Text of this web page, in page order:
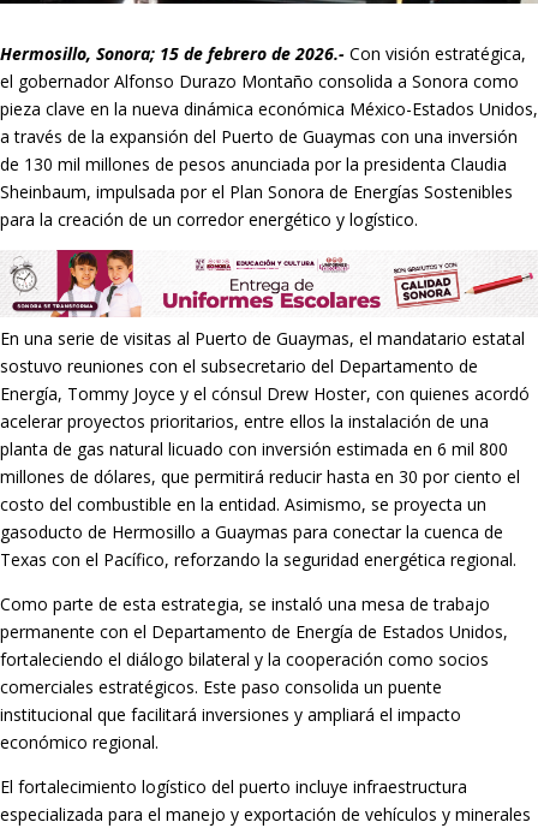
Hermosillo, Sonora; 15 de febrero de 2026.- Con visión estratégica,
el gobernador Alfonso Durazo Montaño consolida a Sonora como
pieza clave en la nueva dinámica económica México-Estados Unidos,
a través de la expansión del Puerto de Guaymas con una inversión
de 130 mil millones de pesos anunciada por la presidenta Claudia
Sheinbaum, impulsada por el Plan Sonora de Energías Sostenibles
para la creación de un corredor energético y logístico.
En una serie de visitas al Puerto de Guaymas, el mandatario estatal
sostuvo reuniones con el subsecretario del Departamento de
Energía, Tommy Joyce y el cónsul Drew Hoster, con quienes acordó
acelerar proyectos prioritarios, entre ellos la instalación de una
planta de gas natural licuado con inversión estimada en 6 mil 800
millones de dólares, que permitirá reducir hasta en 30 por ciento el
costo del combustible en la entidad. Asimismo, se proyecta un
gasoducto de Hermosillo a Guaymas para conectar la cuenca de
Texas con el Pacífico, reforzando la seguridad energética regional.
Como parte de esta estrategia, se instaló una mesa de trabajo
permanente con el Departamento de Energía de Estados Unidos,
fortaleciendo el diálogo bilateral y la cooperación como socios
comerciales estratégicos. Este paso consolida un puente
institucional que facilitará inversiones y ampliará el impacto
económico regional.
El fortalecimiento logístico del puerto incluye infraestructura
especializada para el manejo y exportación de vehículos y minerales